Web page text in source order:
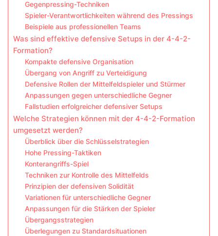
Gegenpressing-Techniken
Spieler-Verantwortlichkeiten während des Pressings
Beispiele aus professionellen Teams
Was sind effektive defensive Setups in der 4-4-2-
Formation?
Kompakte defensive Organisation
Übergang von Angriff zu Verteidigung
Defensive Rollen der Mittelfeldspieler und Stürmer
Anpassungen gegen unterschiedliche Gegner
Fallstudien erfolgreicher defensiver Setups
Welche Strategien können mit der 4-4-2-Formation
umgesetzt werden?
Überblick über die Schlüsselstrategien
Hohe Pressing-Taktiken
Konterangriffs-Spiel
Techniken zur Kontrolle des Mittelfelds
Prinzipien der defensiven Solidität
Variationen für unterschiedliche Gegner
Anpassungen für die Stärken der Spieler
Übergangsstrategien
Überlegungen zu Standardsituationen